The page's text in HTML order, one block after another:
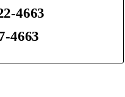
4663
4663